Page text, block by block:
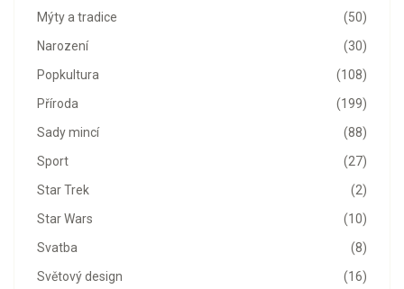
(50)
Mýty a tradice
(30)
Narození
(108)
Popkultura
(199)
Příroda
(88)
Sady mincí
(27)
Sport
(2)
Star Trek
(10)
Star Wars
(8)
Svatba
(16)
Světový design